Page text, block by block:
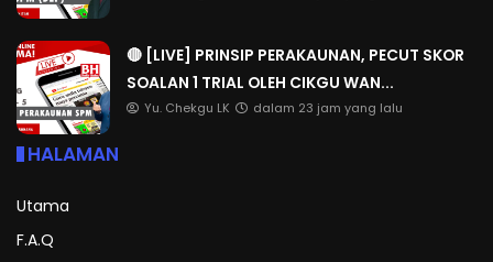
🔴 [LIVE] PRINSIP PERAKAUNAN, PECUT SKOR
SOALAN 1 TRIAL OLEH CIKGU WAN...
Yu. Chekgu LK dalam 23 jam yang lalu
HALAMAN
Utama
F.A.Q